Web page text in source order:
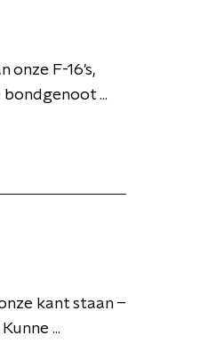
onze F-16's,
...
kant staan –
...